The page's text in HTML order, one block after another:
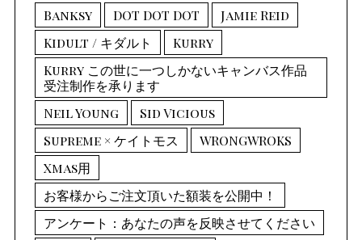
Banksy DOT DOT DOT
Jamie Reid
Kidult / キダルト
Kurry
Kurry この世に一つしかないキャンバス作品
受注制作を承ります
Neil Young
Sid Vicious
Supreme × ケイトモス
WRONGWROKS
Xmas用
お客様からご注文頂いた額装を公開中！
アンケート：あなたの声を反映させてください